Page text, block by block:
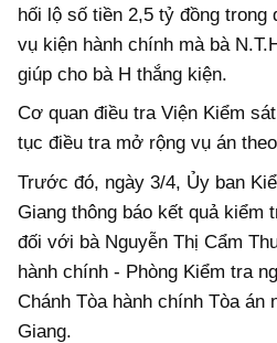
hối lộ số tiền 2,5 tỷ đồng trong
vụ kiện hành chính mà bà
giúp cho bà H thắng kiện.
Cơ quan điều tra Viện Kiểm
tục điều tra mở rộng vụ án
Trước đó, ngày 3/4, Ủy ban
Giang thông báo kết quả kiểm
đối với bà Nguyễn Thị Cẩm
hành chính - Phòng Kiểm tra
Chánh Tòa hành chính Tòa án
Giang.